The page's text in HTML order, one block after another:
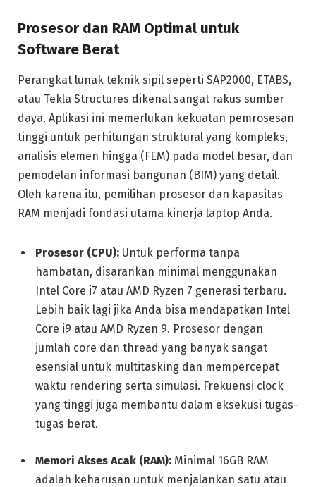
Prosesor dan RAM Optimal untuk
Software Berat
Perangkat lunak teknik sipil seperti SAP2000, ETABS,
atau Tekla Structures dikenal sangat rakus sumber
daya. Aplikasi ini memerlukan kekuatan pemrosesan
tinggi untuk perhitungan struktural yang kompleks,
analisis elemen hingga (FEM) pada model besar, dan
pemodelan informasi bangunan (BIM) yang detail.
Oleh karena itu, pemilihan prosesor dan kapasitas
RAM menjadi fondasi utama kinerja laptop Anda.
Prosesor (CPU): Untuk performa tanpa
hambatan, disarankan minimal menggunakan
Intel Core i7 atau AMD Ryzen 7 generasi terbaru.
Lebih baik lagi jika Anda bisa mendapatkan Intel
Core i9 atau AMD Ryzen 9. Prosesor dengan
jumlah core dan thread yang banyak sangat
esensial untuk multitasking dan mempercepat
waktu rendering serta simulasi. Frekuensi clock
yang tinggi juga membantu dalam eksekusi tugas-
tugas berat.
Memori Akses Acak (RAM): Minimal 16GB RAM
adalah keharusan untuk menjalankan satu atau